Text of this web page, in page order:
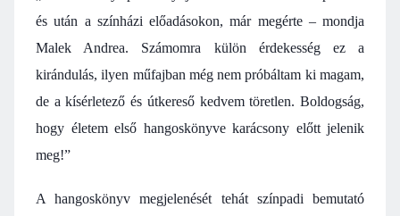
és után a színházi előadásokon, már megérte – mondja
Malek Andrea. Számomra külön érdekesség ez a
kirándulás, ilyen műfajban még nem próbáltam ki magam,
de a kísérletező és útkereső kedvem töretlen. Boldogság,
hogy életem első hangoskönyve karácsony előtt jelenik
meg!”
A hangoskönyv megjelenését tehát színpadi bemutató